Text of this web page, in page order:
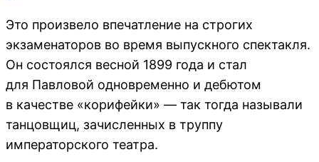
Это произвело впечатление на строгих
экзаменаторов во время выпускного спектакля.
Он состоялся весной 1899 года и стал
для Павловой одновременно и дебютом
в качестве «корифейки» — так тогда называли
танцовщиц, зачисленных в труппу
императорского театра.